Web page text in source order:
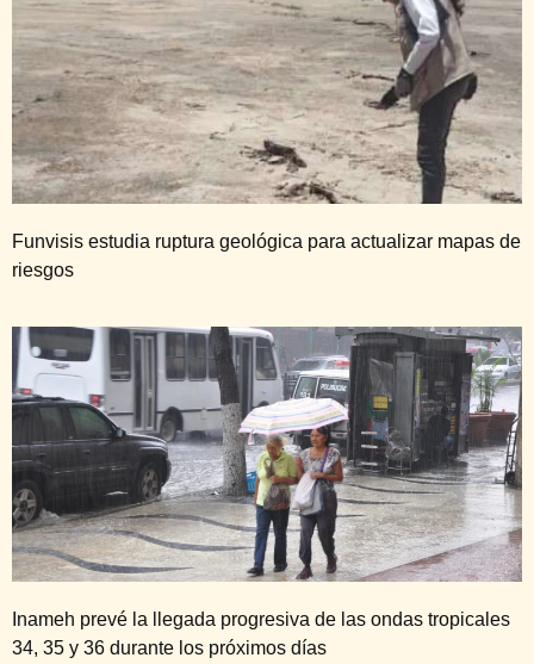
Funvisis estudia ruptura geológica para actualizar mapas de
riesgos
Inameh prevé la llegada progresiva de las ondas tropicales
34, 35 y 36 durante los próximos días